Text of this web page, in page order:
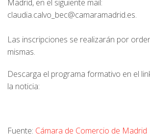
Madrid, en el siguiente mail:
claudia.calvo_bec@camaramadrid.es.
Las inscripciones se realizarán por
mismas.
Descarga el programa formativo en el
la noticia:
Fuente: Cámara de Comercio de Madrid